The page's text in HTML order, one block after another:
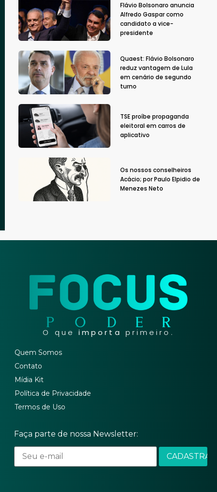
Flávio Bolsonaro anuncia
Alfredo Gaspar como
candidato a vice-
presidente
Quaest: Flávio Bolsonaro
reduz vantagem de Lula
em cenário de segundo
turno
TSE proíbe propaganda
eleitoral em carros de
aplicativo
Os nossos conselheiros
Acácio; por Paulo Elpidio de
Menezes Neto
O que importa primeiro.
Quem Somos
Contato
Mídia Kit
Política de Privacidade
Termos de Uso
Faça parte de nossa Newsletter: